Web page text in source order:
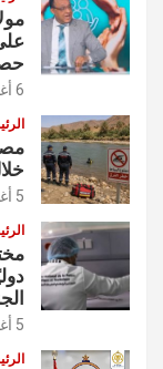
حصيلة 27 سنة
6 أغسطس 2026
5 أغسطس 2026
5 أغسطس 2026